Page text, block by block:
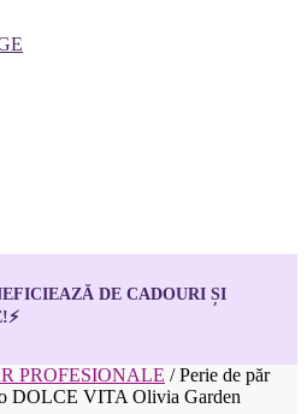
DE CADOURI ȘI
⚡
PROFESIONALE /Perie de păr
DOLCE VITA Olivia Garden